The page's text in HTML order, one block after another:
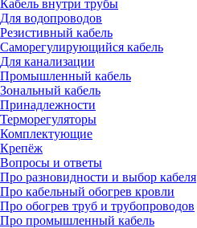
Кабель внутри трубы
Для водопроводов
Резистивный кабель
Саморегулирующийся кабель
Для канализации
Промышленный кабель
Зональный кабель
Принадлежности
Терморегуляторы
Комплектующие
Крепёж
Вопросы и ответы
Про разновидности и выбор кабеля
Про кабельный обогрев кровли
Про обогрев труб и трубопроводов
Про промышленный кабель